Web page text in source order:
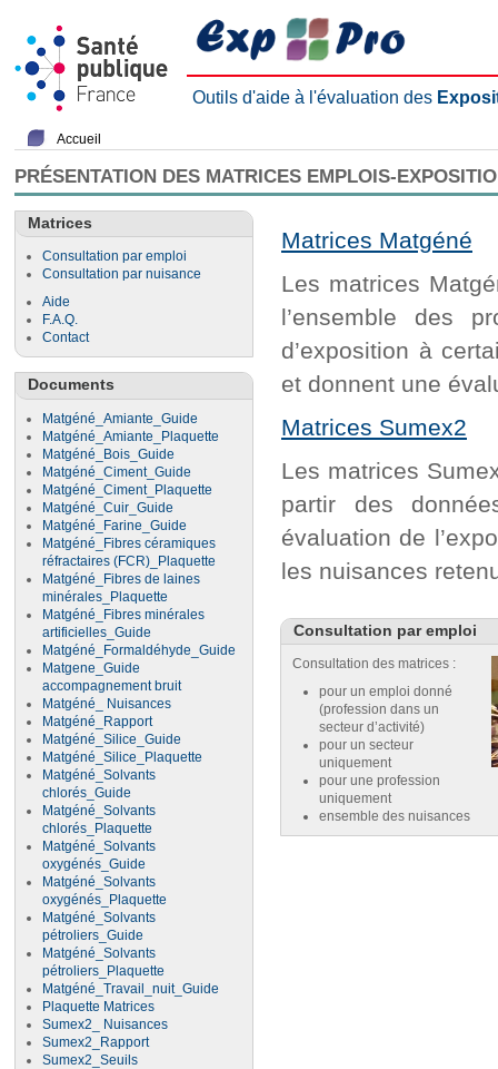
Outils d'aide à l'évaluation des
Accueil
PRÉSENTATION DES MATRICES EMPLOIS-
Matrices
Consultation par emploi
Consultation par nuisance
Aide
F.A.Q.
Contact
Documents
Matgéné_Amiante_Guide
Matgéné_Amiante_Plaquette
Matgéné_Bois_Guide
Matgéné_Ciment_Guide
Matgéné_Ciment_Plaquette
Matgéné_Cuir_Guide
Matgéné_Farine_Guide
Matgéné_Fibres céramiques
réfractaires (FCR)_Plaquette
Matgéné_Fibres de laines
minérales_Plaquette
Matgéné_Fibres minérales
artificielles_Guide
Matgéné_Formaldéhyde_Guide
Matgene_Guide
accompagnement bruit
Matgéné_ Nuisances
Matgéné_Rapport
Matgéné_Silice_Guide
Matgéné_Silice_Plaquette
Matgéné_Solvants
chlorés_Guide
Matgéné_Solvants
chlorés_Plaquette
Matgéné_Solvants
oxygénés_Guide
Matgéné_Solvants
oxygénés_Plaquette
Matgéné_Solvants
pétroliers_Guide
Matgéné_Solvants
pétroliers_Plaquette
Matgéné_Travail_nuit_Guide
Plaquette Matrices
Sumex2_ Nuisances
Sumex2_Rapport
Sumex2_Seuils
Matrices Matgéné
Les matrices
l’ensemble des
d’exposition à
et donnent une
Matrices Sumex2
Les matrices
partir des
évaluation de
les nuisances
Consultation par emploi
Consultation des matrices :
pour un emploi donné
(profession dans un
secteur d’activité)
pour un secteur
uniquement
pour une profession
uniquement
ensemble des nuisances